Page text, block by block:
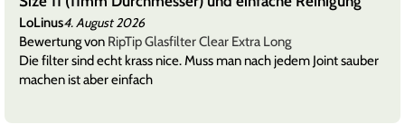
Titus4. August 2026
Bewertung vonElements Phantom Papers King Size Slim
Die Papes sind echt brutal dünn und heben den
hervor. Man kann da ungelogen fast durchgucken. Man